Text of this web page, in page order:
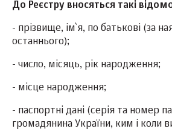
До Реєстру вносяться такі
- прізвище, ім`я, по батькові (за
останнього);
- число, місяць, рік народження;
- місце народження;
- паспортні дані (серія та номер
громадянина України, ким і коли